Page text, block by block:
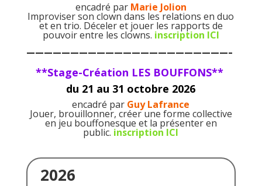
encadré parMarie Jolion
Improviser son clown dans les relations en duo
et en trio. Déceler et jouer les rapports de
pouvoir entre les clowns. inscription ICI
———————————————————————–
**Stage-Création LES BOUFFONS**
du 21 au 31 octobre 2026
encadré par Guy Lafrance
Jouer, brouillonner, créer une forme collective
en jeu bouffonesque et la présenter en
public. inscription ICI
2026